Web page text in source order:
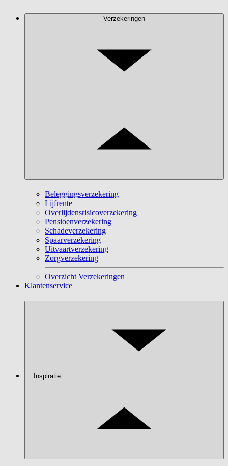
Verzekeringen
Beleggingsverzekering
Lijfrente
Overlijdensrisicoverzekering
Pensioenverzekering
Schadeverzekering
Spaarverzekering
Uitvaartverzekering
Zorgverzekering
Overzicht Verzekeringen
Klantenservice
Inspiratie